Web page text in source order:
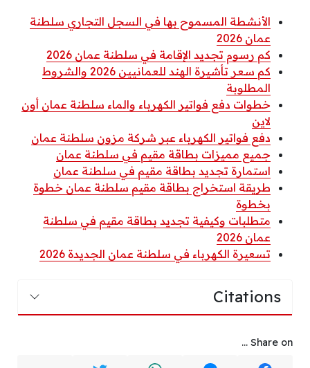
الأنشطة المسموح بها في السجل التجاري سلطنة
عمان 2026
كم رسوم تجديد الإقامة في سلطنة عمان 2026
كم سعر تأشيرة الهند للعمانيين 2026 والشروط
المطلوبة
خطوات دفع فواتير الكهرباء والماء سلطنة عمان أون
لاين
دفع فواتير الكهرباء عبر شركة مزون سلطنة عمان
جميع مميزات بطاقة مقيم في سلطنة عمان
استمارة تجديد بطاقة مقيم في سلطنة عمان
طريقة استخراج بطاقة مقيم سلطنة عمان خطوة
بخطوة
متطلبات وكيفية تجديد بطاقة مقيم في سلطنة
عمان 2026
تسعيرة الكهرباء في سلطنة عمان الجديدة 2026
Citations
Share on ...